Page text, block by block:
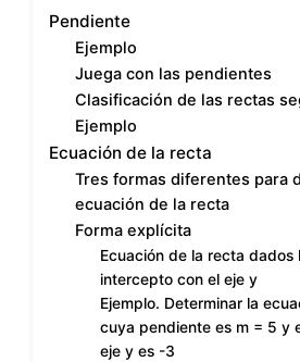
Pendiente
Ejemplo
Juega con las pendientes
Clasificación de las rectas
Ejemplo
Ecuación de la recta
Tres formas diferentes para
ecuación de la recta
Forma explícita
Ecuación de la recta dados
intercepto con el eje y
Ejemplo. Determinar la
cuya pendiente es m = 5 y
eje y es -3